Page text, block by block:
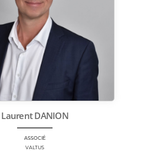
Laurent DANION
ASSOCIÉ
VALTUS